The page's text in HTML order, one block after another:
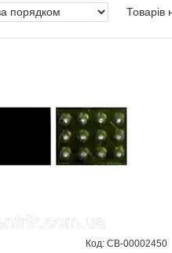
CB-00002450